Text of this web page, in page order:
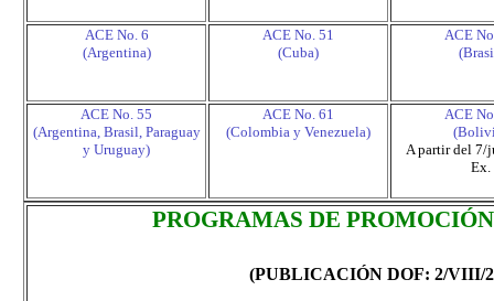
ACE No. 6
(Argentina)
ACE No. 51
(Cuba)
ACE
ACE No. 55
(Argentina, Brasil, Paraguay
y Uruguay)
ACE No. 61
(Colombia y Venezuela)
ACE
A partir del 7/
Ex.
PROGRAMAS DE
(PUBLICACIÓN DOF: 2/VIII/